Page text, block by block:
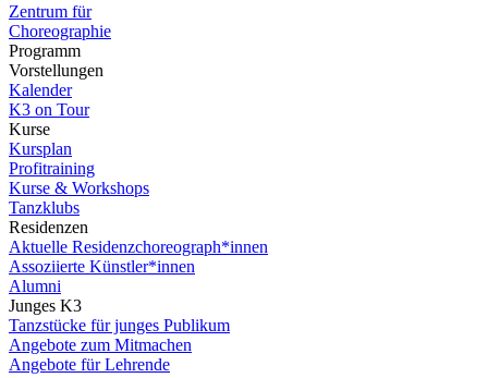
Zentrum für
Choreographie
Programm
Vorstellungen
Kalender
K3 on Tour
Kurse
Kursplan
Profitraining
Kurse & Workshops
Tanzklubs
Residenzen
Aktuelle Residenzchoreograph*innen
Assoziierte Künstler*innen
Alumni
Junges K3
Tanzstücke für junges Publikum
Angebote zum Mitmachen
Angebote für Lehrende